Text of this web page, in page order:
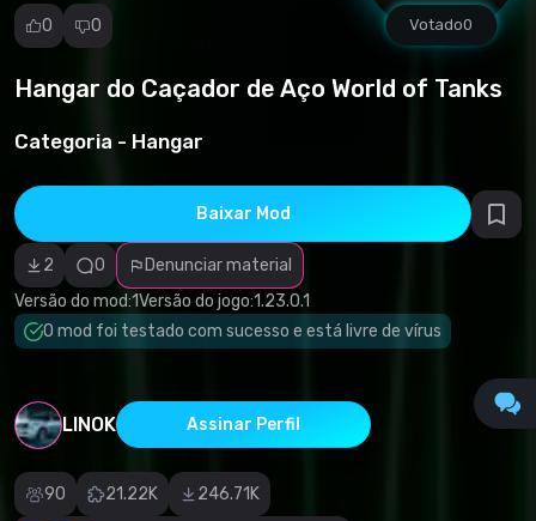
Votado0
0 0
Hangar do Caçador de Aço World of Tanks
Categoria - Hangar
Baixar Mod
2 0
Denunciar material
Versão do mod:1Versão do jogo:1.23.0.1
O mod foi testado com sucesso e está livre de vírus
LINOK Assinar Perfil
90 21.22K 246.71K
Denunciar
incorreta
Software
malicioso/vírus
Conteúdo não
funcional
Descrição